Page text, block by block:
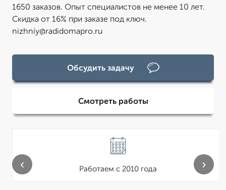
1650 заказов. Опыт специалистов не менее 10 лет.
Скидка от 16% при заказе под ключ.
nizhniy@radidomapro.ru
Обсудить задачу
Смотреть работы
Работаем с 2010 года
‹ ›